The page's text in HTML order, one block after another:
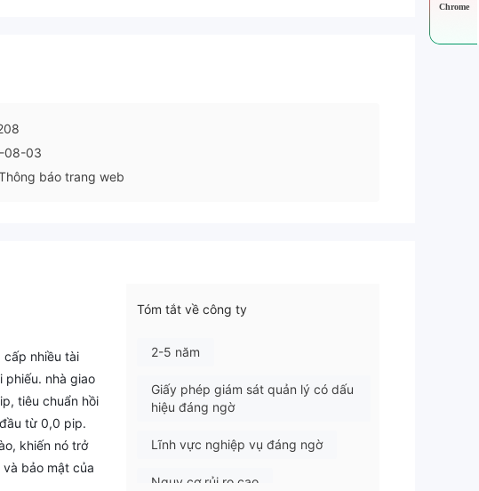
08-03
báo trang web
cấp nhiều tài
phiếu. nhà giao
tiêu chuẩn hồi
từ 0,0 pip.
khiến nó trở
bảo mật của
Tóm tắt về công ty
2-5 năm
Giấy phép giám sát quản lý có dấu
hiệu đáng ngờ
Lĩnh vực nghiệp vụ đáng ngờ
Nguy cơ rủi ro cao
Chrome